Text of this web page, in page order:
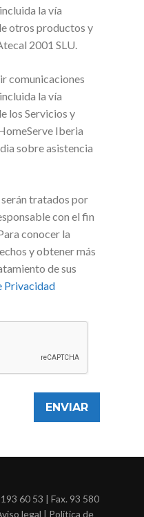
la vía
otros productos y
2001 SLU.
comunicaciones
la vía
los Servicios y
Iberia
sobre asistencia
tratados por
con el fin
conocer la
y obtener más
de sus
Privacidad
60 53 | Fax. 93 580
legal | Política de